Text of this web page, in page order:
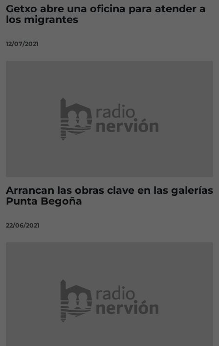
Getxo abre una oficina para atender a
los migrantes
12/07/2021
Arrancan las obras clave en las galerías
Punta Begoña
22/06/2021